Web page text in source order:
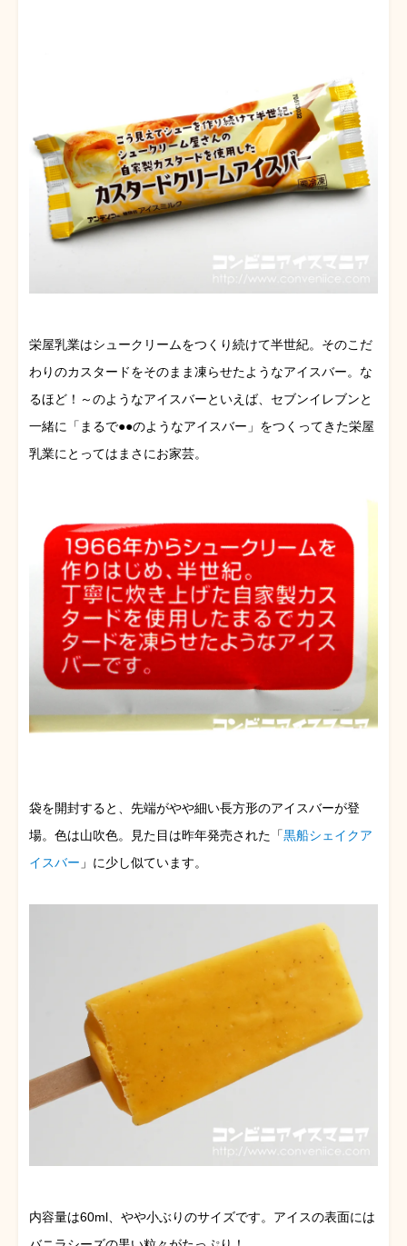
栄屋乳業はシュークリームをつくり続けて半世紀。そのこだ
わりのカスタードをそのまま凍らせたようなアイスバー。な
るほど！～のようなアイスバーといえば、セブンイレブンと
一緒に「まるで●●のようなアイスバー」をつくってきた栄屋
乳業にとってはまさにお家芸。
袋を開封すると、先端がやや細い長方形のアイスバーが登
場。色は山吹色。見た目は昨年発売された「黒船シェイクア
イスバー 」に少し似ています。
内容量は60ml、やや小ぶりのサイズです。アイスの表面には